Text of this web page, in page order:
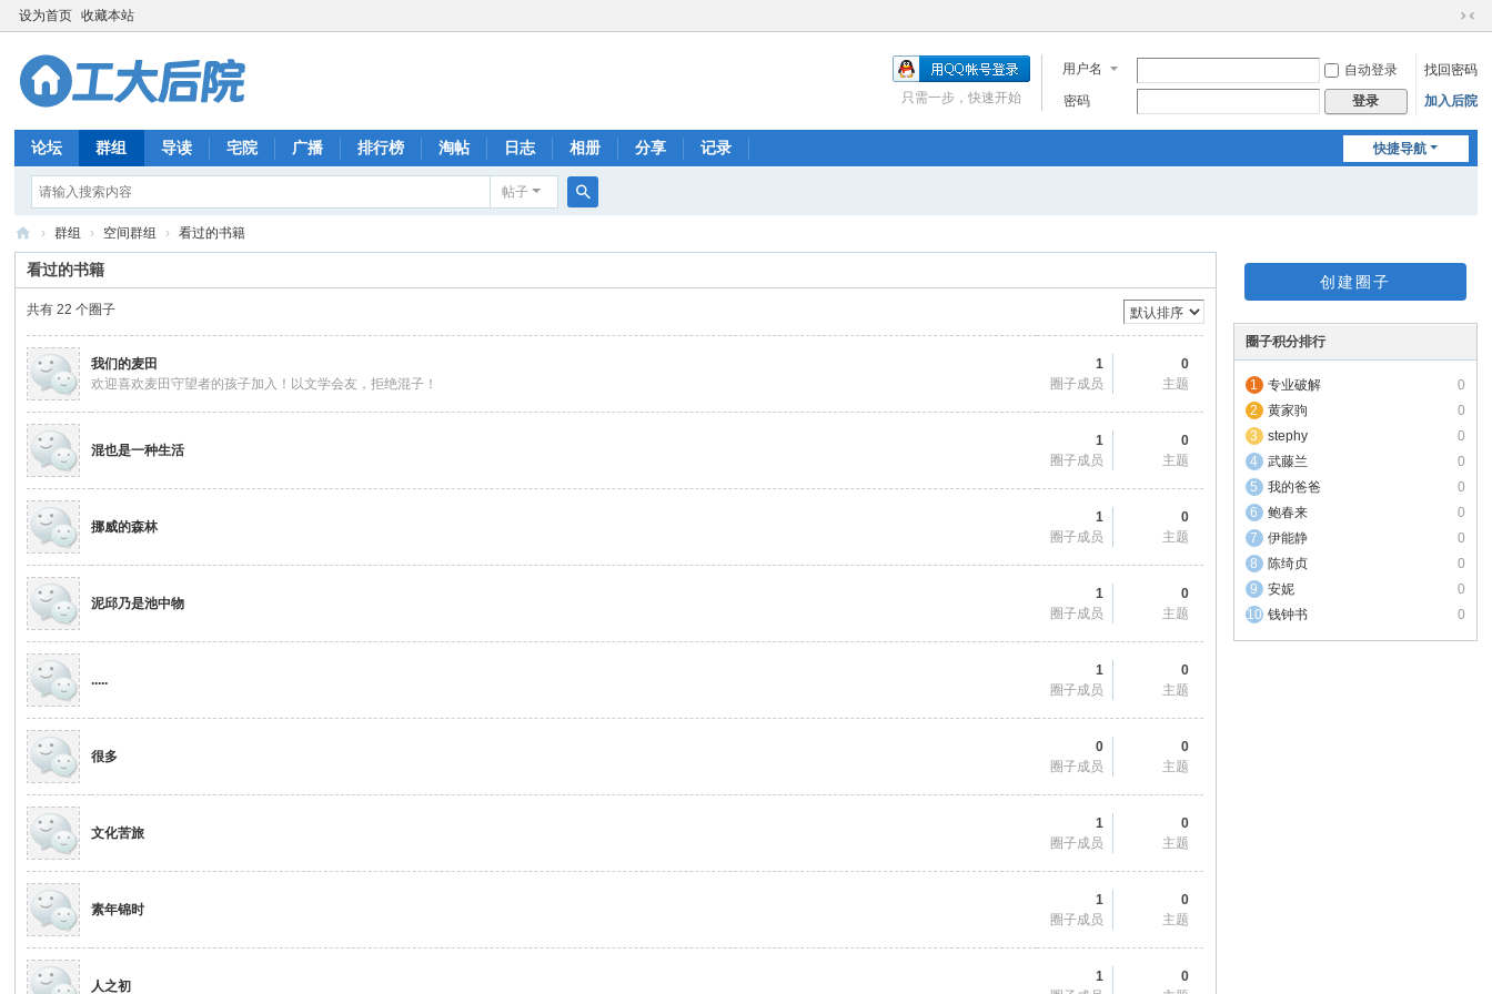
设为首页 收藏本站
切
到
窄
用户名 自动登录
找回密码
密码
登录 加入后院
只需一步，快速开始
快捷导航
论坛 群组 导读 宅院 广播 排行榜 淘帖 日志 相册 分享 记录
帖子
索
工
院
› 群组 › 空间群组 › 看过的书籍
看过的书籍
共有 22 个圈子
我们的麦田
欢迎喜欢麦田守望者的孩子加入！以文学会友，拒绝混子！
1
圈子成员
0
主题
混也是一种生活
1
圈子成员
0
主题
挪威的森林
1
圈子成员
0
主题
泥邱乃是池中物
1
圈子成员
0
主题
.....
1
圈子成员
0
主题
很多
0
圈子成员
0
主题
文化苦旅
1
圈子成员
0
主题
素年锦时
1
圈子成员
0
主题
人之初
1
0
创建圈子
圈子积分排行
0
专业破解
0
黄家驹
0
stephy
0
武藤兰
0
我的爸爸
0
鲍春来
0
伊能静
0
陈绮贞
0
安妮
0
钱钟书